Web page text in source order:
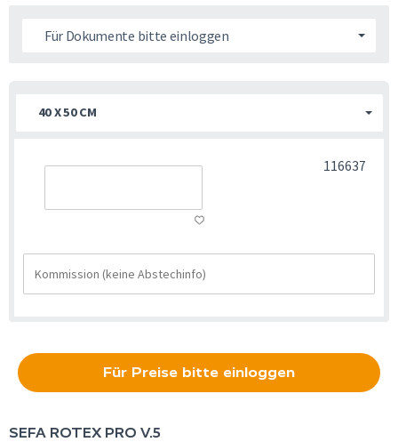
Für Dokumente bitte einloggen
40 X 50 CM
116637
Für Preise bitte einloggen
SEFA ROTEX PRO V.5